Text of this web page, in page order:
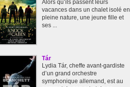
Alors qu’ils passent leurs
vacances dans un chalet isolé en
pleine nature, une jeune fille et
ses ...
Tár
Lydia Tár, cheffe avant-gardiste
d’un grand orchestre
symphonique allemand, est au